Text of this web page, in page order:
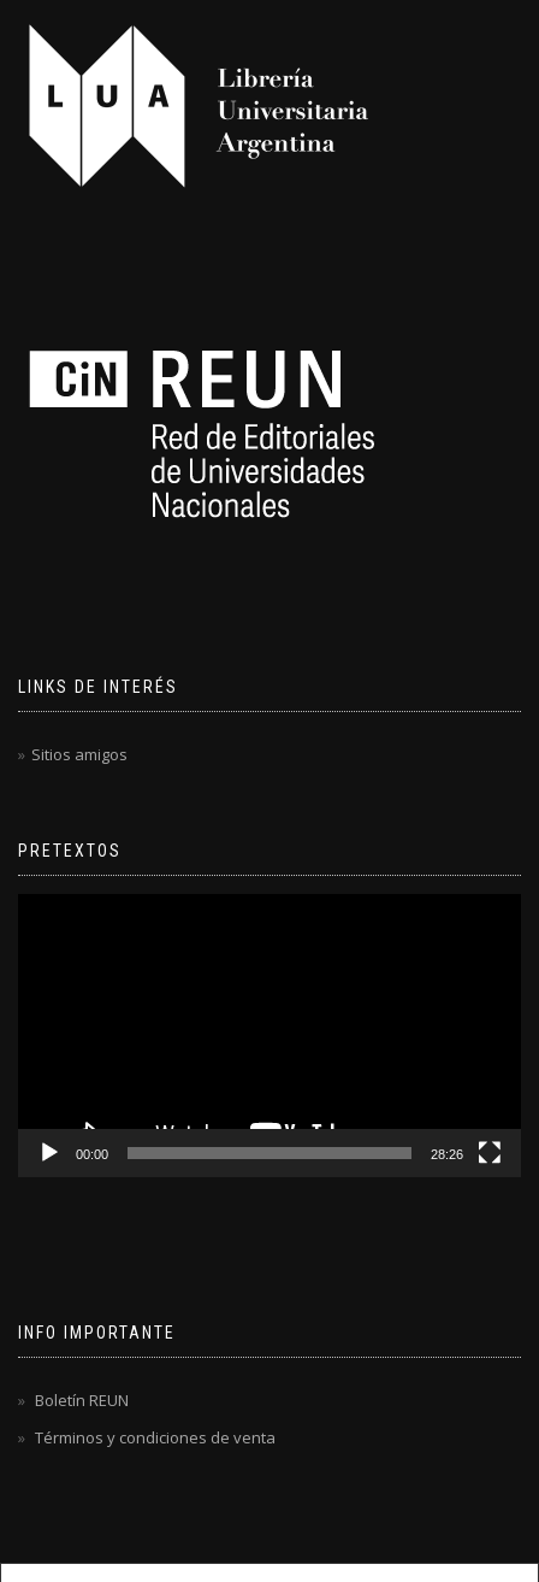
LINKS DE INTERÉS
Sitios amigos
PRETEXTOS
00:00 28:26
INFO IMPORTANTE
Boletín REUN
Términos y condiciones de venta